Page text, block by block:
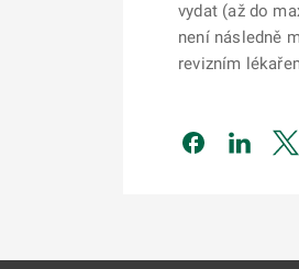
vydat (až do
není následně
revizním
Odkaz se